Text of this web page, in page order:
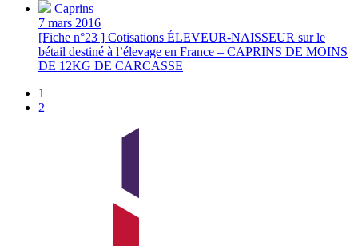
Caprins
7 mars 2016
[Fiche n°23 ] Cotisations ÉLEVEUR-NAISSEUR sur le
bétail destiné à l’élevage en France – CAPRINS DE MOINS
DE 12KG DE CARCASSE
1
2